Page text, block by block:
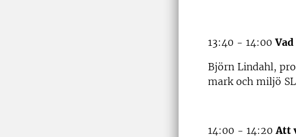
13:40 - 14:00
Björn Lindahl,
mark och miljö
14:00 - 14:20Att